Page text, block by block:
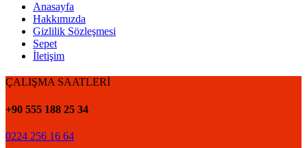
Anasayfa
Hakkımızda
Gizlilik Sözleşmesi
Sepet
İletişim
ÇALIŞMA SAATLERİ
+90 555 188 25 34
0224 256 16 64